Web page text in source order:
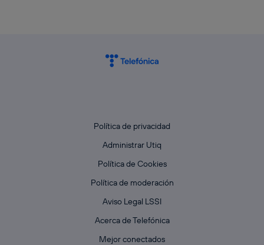
Política de privacidad
Administrar Utiq
Política de Cookies
Política de moderación
Aviso Legal LSSI
Acerca de Telefónica
Mejor conectados